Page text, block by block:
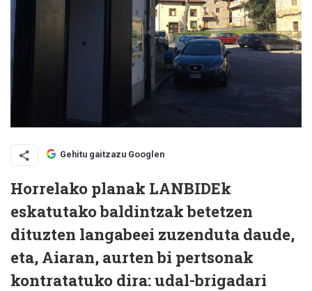
Gehitu gaitzazu Googlen
Horrelako planak LANBIDEk
eskatutako baldintzak betetzen
dituzten langabeei zuzenduta daude,
eta, Aiaran, aurten bi pertsonak
kontratatuko dira: udal-brigadari